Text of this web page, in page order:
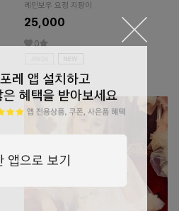
레인보우 요정 지팡이
25,000
0